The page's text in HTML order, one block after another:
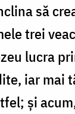
să
trei
lucra
iar mai
și